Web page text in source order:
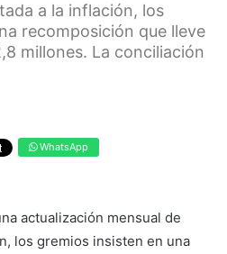
a la inflación, los
recomposición que lleve
millones. La conciliación
WhatsApp
actualización mensual de
los gremios insisten en una